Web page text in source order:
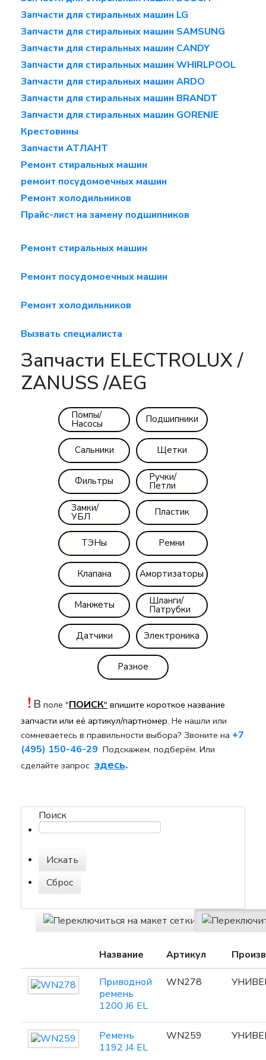
Запчасти для стиральных машин LG
Запчасти для стиральных машин SAMSUNG
Запчасти для стиральных машин CANDY
Запчасти для стиральных машин WHIRLPOOL
Запчасти для стиральных машин ARDO
Запчасти для стиральных машин BRANDT
Запчасти для стиральных машин GORENJE
Крестовины
Запчасти АТЛАНТ
Ремонт стиральных машин
ремонт посудомоечных машин
Ремонт холодильников
Прайс-лист на замену подшипников
Ремонт стиральных машин
Ремонт посудомоечных машин
Ремонт холодильников
Вызвать специалиста
Запчасти ELECTROLUX /
ZANUSS /AEG
Помпы/
Насосы Подшипники
Сальники Щетки
Фильтры Ручки/
Петли
Замки/
УБЛ Пластик
ТЭНы Ремни
Клапана Амортизаторы
Манжеты Шланги/
Патрубки
Датчики Электроника
Разное
! В поле "ПОИСК" впишите короткое название
запчасти или её артикул/партномер. Не нашли или
сомневаетесь в правильности выбора? Звоните на +7
(495) 150-46-29 Подскажем, подберём. Или
сделайте запрос здесь.
Поиск
Название Артикул
Приводной
ремень
1200 J6 EL
WN278
Ремень
1192 J4 EL
WN259